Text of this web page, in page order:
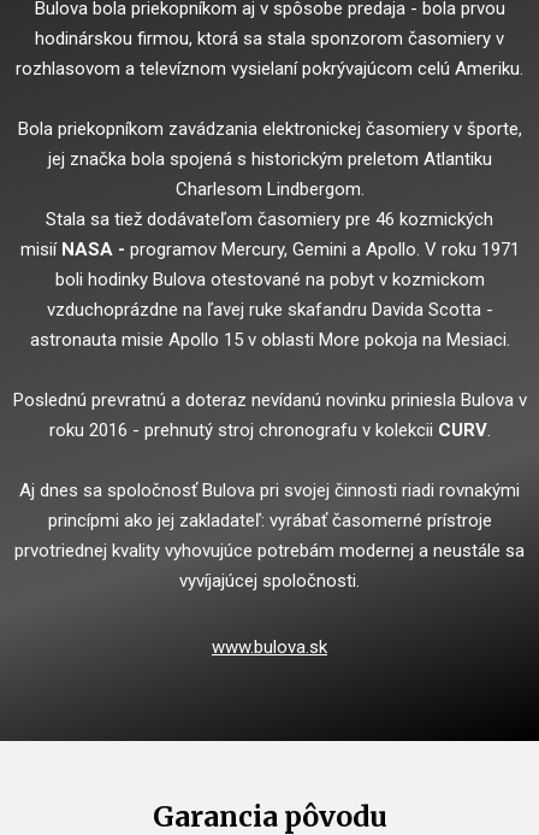
Bulova bola priekopníkom aj v spôsobe predaja - bola prvou
hodinárskou firmou, ktorá sa stala sponzorom časomiery v
rozhlasovom a televíznom vysielaní pokrývajúcom celú Ameriku.
Bola priekopníkom zavádzania elektronickej časomiery v športe,
jej značka bola spojená s historickým preletom Atlantiku
Charlesom Lindbergom.
Stala sa tiež dodávateľom časomiery pre 46 kozmických
misií NASA - programov Mercury, Gemini a Apollo. V roku 1971
boli hodinky Bulova otestované na pobyt v kozmickom
vzduchoprázdne na ľavej ruke skafandru Davida Scotta -
astronauta misie Apollo 15 v oblasti More pokoja na Mesiaci.
Poslednú prevratnú a doteraz nevídanú novinku priniesla Bulova v
roku 2016 - prehnutý stroj chronografu v kolekcii CURV.
Aj dnes sa spoločnosť Bulova pri svojej činnosti riadi rovnakými
princípmi ako jej zakladateľ: vyrábať časomerné prístroje
prvotriednej kvality vyhovujúce potrebám modernej a neustále sa
vyvíjajúcej spoločnosti.
www.bulova.sk
Garancia pôvodu